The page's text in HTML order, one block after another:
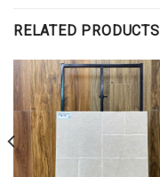
RELATED PRODUCTS